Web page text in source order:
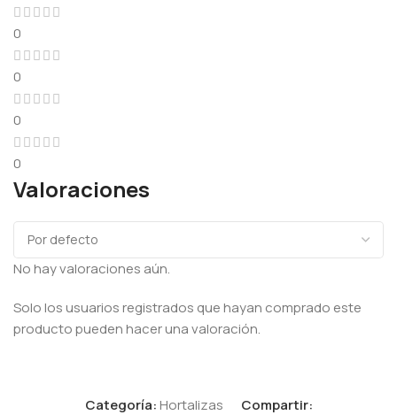
0
0
0
0
Valoraciones
No hay valoraciones aún.
Solo los usuarios registrados que hayan comprado este
producto pueden hacer una valoración.
Categoría:Hortalizas Compartir: